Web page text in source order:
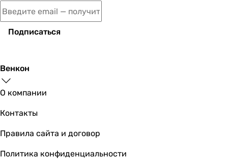
Подписаться
Венкон
О компании
Контакты
Правила сайта и договор
Политика конфиденциальности